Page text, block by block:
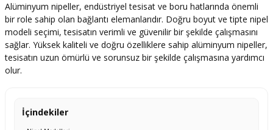
Alüminyum nipeller, endüstriyel tesisat ve boru hatlarında önemli
bir role sahip olan bağlantı elemanlarıdır. Doğru boyut ve tipte nipel
modeli seçimi, tesisatın verimli ve güvenilir bir şekilde çalışmasını
sağlar. Yüksek kaliteli ve doğru özelliklere sahip alüminyum nipeller,
tesisatın uzun ömürlü ve sorunsuz bir şekilde çalışmasına yardımcı
olur.
İçindekiler